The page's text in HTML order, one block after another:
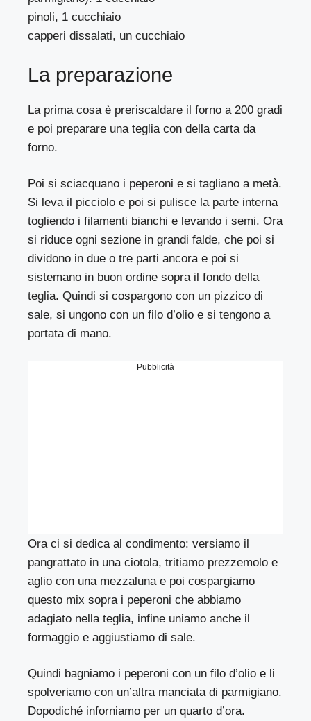
pinoli, 1 cucchiaio
capperi dissalati, un cucchiaio
La preparazione
La prima cosa è preriscaldare il forno a 200 gradi
e poi preparare una teglia con della carta da
forno.
Poi si sciacquano i peperoni e si tagliano a metà.
Si leva il picciolo e poi si pulisce la parte interna
togliendo i filamenti bianchi e levando i semi. Ora
si riduce ogni sezione in grandi falde, che poi si
dividono in due o tre parti ancora e poi si
sistemano in buon ordine sopra il fondo della
teglia. Quindi si cospargono con un pizzico di
sale, si ungono con un filo d’olio e si tengono a
portata di mano.
Pubblicità
Ora ci si dedica al condimento: versiamo il
pangrattato in una ciotola, tritiamo prezzemolo e
aglio con una mezzaluna e poi cospargiamo
questo mix sopra i peperoni che abbiamo
adagiato nella teglia, infine uniamo anche il
formaggio e aggiustiamo di sale.
Quindi bagniamo i peperoni con un filo d’olio e li
spolveriamo con un’altra manciata di parmigiano.
Dopodiché inforniamo per un quarto d’ora.